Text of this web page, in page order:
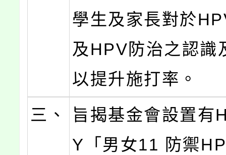
學生及家長對於
及HPV防治之認識
以提升施打率。
三、
旨揭基金會設置有
Y「男女11 防禦